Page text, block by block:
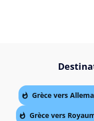
Grèce vers
Grèce vers